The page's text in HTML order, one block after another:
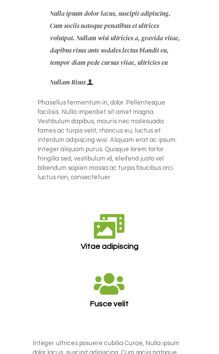
Nulla ipsum dolor lacus, suscipit adipiscing.
Cum sociis natoque penatibus et ultrices
volutpat. Nullam wisi ultricies a, gravida vitae,
dapibus risus ante sodales lectus blandit eu,
tempor diam pede cursus vitae, ultricies eu
Nullam Risus
Phasellus fermentum in, dolor. Pellentesque
facilisis. Nulla imperdiet sit amet magna.
Vestibulum dapibus, mauris nec malesuada
fames ac turpis velit, rhoncus eu, luctus et
interdum adipiscing wisi. Aliquam erat ac ipsum.
Integer aliquam purus. Quisque lorem tortor
fringilla sed, vestibulum id, eleifend justo vel
bibendum sapien massa ac turpis faucibus orci
luctus non, consectetuer.
Vitae adipiscing
Fusce velit
Integer ultrices posuere cubilia Curae, Nulla ipsum
dolor lacus, suscipit adipiscing. Cum sociis natoque